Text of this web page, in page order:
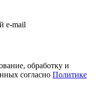
e-mail
обработку и
согласно Политике